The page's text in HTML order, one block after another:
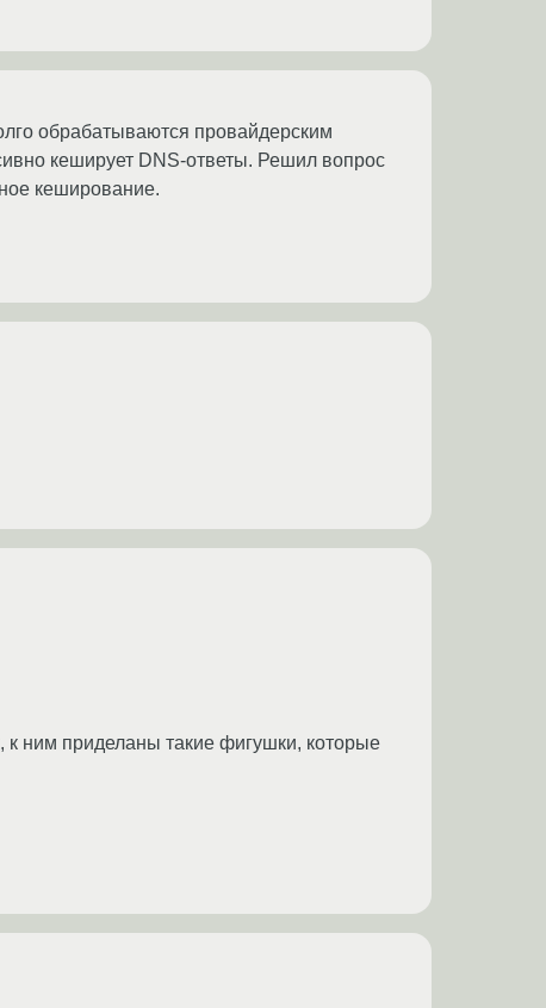
обрабатываются провайдерским
кеширует DNS-ответы. Решил вопрос
кеширование.
к ним приделаны такие фигушки, которые